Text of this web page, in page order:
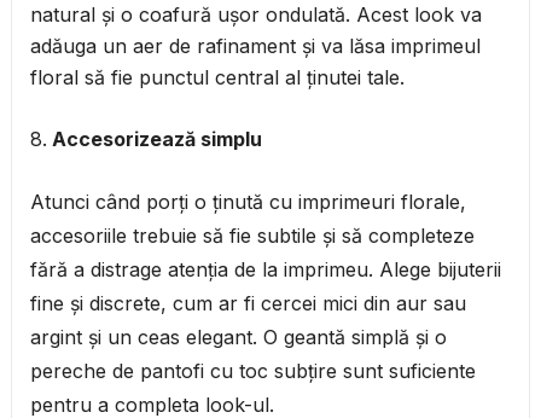
natural și o coafură ușor ondulată. Acest look va
adăuga un aer de rafinament și va lăsa imprimeul
floral să fie punctul central al ținutei tale.
Accesorizează simplu
Atunci când porți o ținută cu imprimeuri florale,
accesoriile trebuie să fie subtile și să completeze
fără a distrage atenția de la imprimeu. Alege bijuterii
fine și discrete, cum ar fi cercei mici din aur sau
argint și un ceas elegant. O geantă simplă și o
pereche de pantofi cu toc subțire sunt suficiente
pentru a completa look-ul.